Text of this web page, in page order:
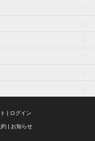
| ログイン
約 | お知らせ